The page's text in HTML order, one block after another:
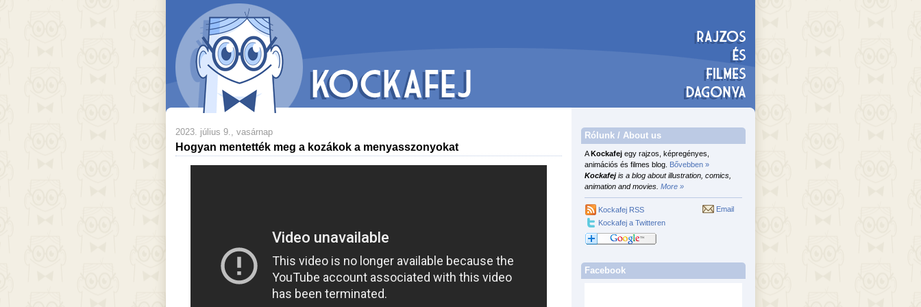
2023. július 9., vasárnap
Hogyan mentették meg a kozákok a menyasszonyokat
Rólunk / About us
AKockafej egy rajzos, képregényes,
animációs és filmes blog. Bővebben »
Kockafejis a blog about illustration, comics,
animation and movies. More »
Kockafej RSS
Kockafej a Twitteren
Email
Facebook